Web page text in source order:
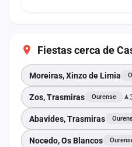
Fiestas cerca de
Moreiras, Xinzo de Limia
Zos, Trasmiras Ourense
Abavides, Trasmiras
Nocedo, Os Blancos